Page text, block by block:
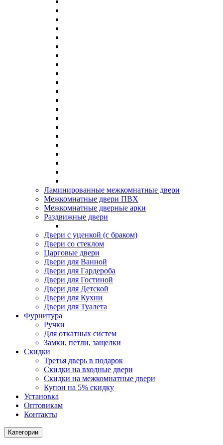
Ламинированные межкомнатные двери
Межкомнатные двери ПВХ
Межкомнатные дверные арки
Раздвижные двери
Двери с уценкой (с браком)
Двери со стеклом
Царговые двери
Двери для Ванной
Двери для Гардероба
Двери для Гостиной
Двери для Детской
Двери для Кухни
Двери для Туалета
Фурнитура
Ручки
Для откатных систем
Замки, петли, защелки
Скидки
Третья дверь в подарок
Скидки на входные двери
Скидки на межкомнатные двери
Купон на 5% скидку
Установка
Оптовикам
Контакты
Категории